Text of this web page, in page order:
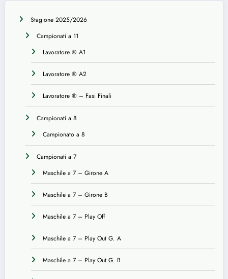
Stagione 2025/2026
Campionati a 11
Lavoratore ® A1
Lavoratore ® A2
Lavoratore ® – Fasi Finali
Campionati a 8
Campionato a 8
Campionati a 7
Maschile a 7 – Girone A
Maschile a 7 – Girone B
Maschile a 7 – Play Off
Maschile a 7 – Play Out G. A
Maschile a 7 – Play Out G. B